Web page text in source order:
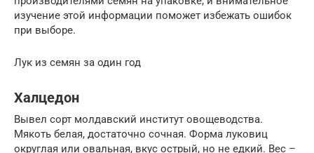
изучение этой информации поможет избежать ошибок
при выборе.
Лук из семян за один год
Халцедон
Вывел сорт молдавский институт овощеводства.
Мякоть белая, достаточно сочная. Форма луковиц
округлая или овальная, вкус острый, но не едкий. Вес –